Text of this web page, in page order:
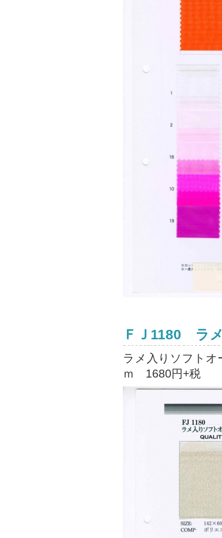
ＦＪ1180 ラ
ラメ入りソフト
ｍ 1680円+税